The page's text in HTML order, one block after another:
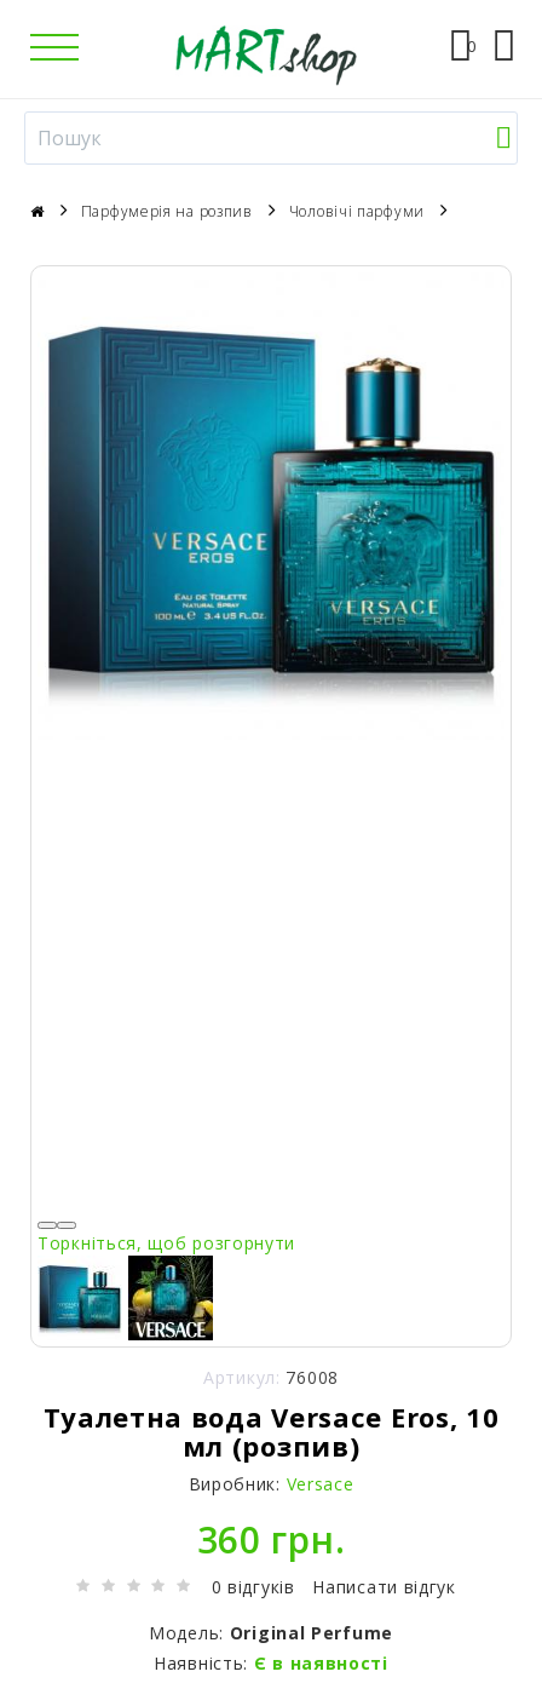
0
Парфумерія на розпив Чоловічі парфуми
Торкніться, щоб розгорнути
Артикул: 76008
Туалетна вода Versace Eros, 10
мл (розпив)
Виробник: Versace
360 грн.
0 відгуків
Написати відгук
Модель: Original Perfume
Наявність: Є в наявності